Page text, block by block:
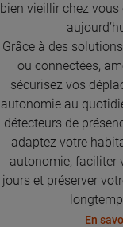
bien vieillir chez vous
Grâce à des
ou connectées,
sécurisez vos
autonomie au
détecteurs de
adaptez votre
autonomie, faciliter
jours et préserver
En